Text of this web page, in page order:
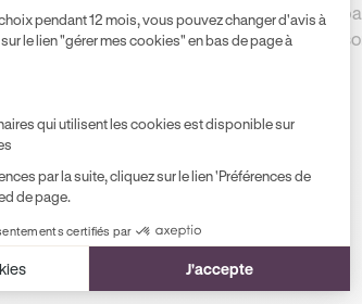
modules de formation
à l'examen le jour J
en 2, 3 ou 4x
pendant 12 mois, vous pouvez changer d'avis à
le lien "gérer mes cookies" en bas de page à
qui utilisent les cookies est disponible sur
par la suite, cliquez sur le lien 'Préférences de
de page.
certifiés par
J'accepte